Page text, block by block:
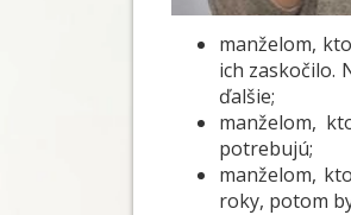
manželom,
ich zaskočilo.
ďalšie;
manželom,
potrebujú;
manželom,
roky, potom